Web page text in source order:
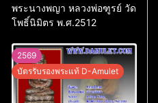
พระนางพญา หลวงพ่อฑูรย์ วัด
โพธิ์นิมิตร พ.ศ.2512
2569
บัตรรับรองพระแท้ D-Amulet